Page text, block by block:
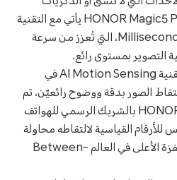
الثمينة. ولذلك، فإن هاتف HONOR Magic5 Pro يأتي مع التقنية
الجديدة Millisecond Falcon Capture، التي تُعزز من سرعة
التصوير بمستوى رائع.
من خلال الاستفادة من قوة تقنية AI Motion Sensing في
الصور بدقة ووضوح رائعيّن، تم
تسمية هاتف HONOR Magic5 Pro بالشريك الرسمي للهواتف
القياسية لالتقاطه محاولة
تسجيل رقم قياسي عالمي للقفزة الأعلى في العالم Between-